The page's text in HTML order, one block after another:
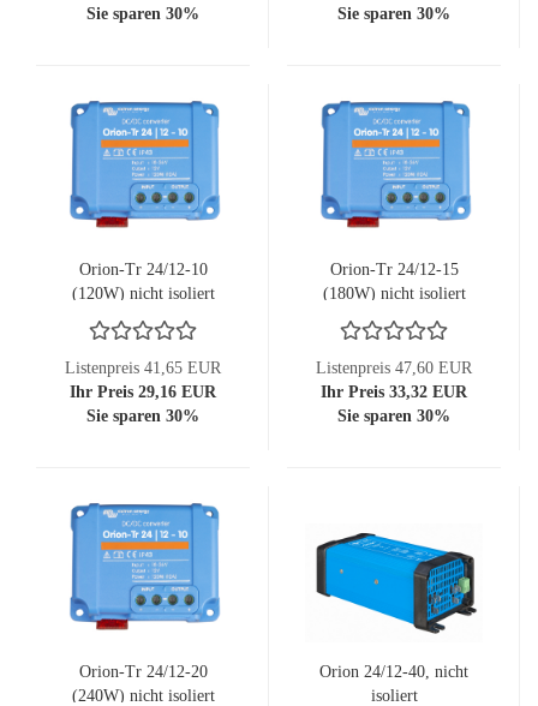
Sie sparen 30%
Sie sparen 30%
Orion-Tr 24/12-10
(120W) nicht isoliert
Listenpreis 41,65 EUR
Ihr Preis 29,16 EUR
Sie sparen 30%
Orion-Tr 24/12-15
(180W) nicht isoliert
Listenpreis 47,60 EUR
Ihr Preis 33,32 EUR
Sie sparen 30%
Orion-Tr 24/12-20
(240W) nicht isoliert
Orion 24/12-40, nicht
isoliert